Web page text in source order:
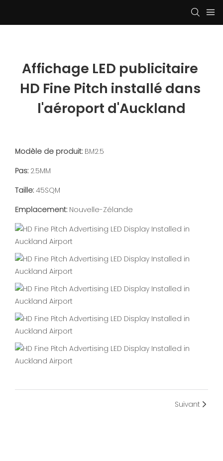
Affichage LED publicitaire
HD Fine Pitch installé dans
l'aéroport d'Auckland
Modèle de produit: BM2.5
Pas: 2.5MM
Taille: 45SQM
Emplacement: Nouvelle-Zélande
Suivant